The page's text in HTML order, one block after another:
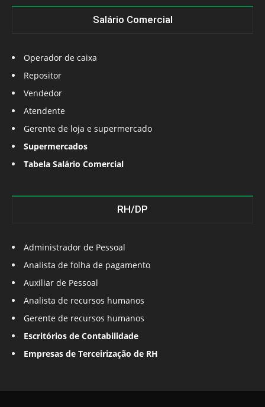
Salário Comercial
Operador de caixa
Repositor
Vendedor
Atendente
Gerente de loja e supermercado
Supermercados
Tabela Salário Comercial
RH/DP
Administrador de Pessoal
Analista de folha de pagamento
Auxiliar de Pessoal
Analista de recursos humanos
Gerente de recursos humanos
Escritórios de Contabilidade
Empresas de Terceirização de RH